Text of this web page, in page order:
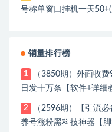
号称单窗口挂机一天
销量排行榜
1
（3850期）外面收
日发十万条【软件+详细
2
（2596期）【引流
养号涨粉黑科技神器【脚